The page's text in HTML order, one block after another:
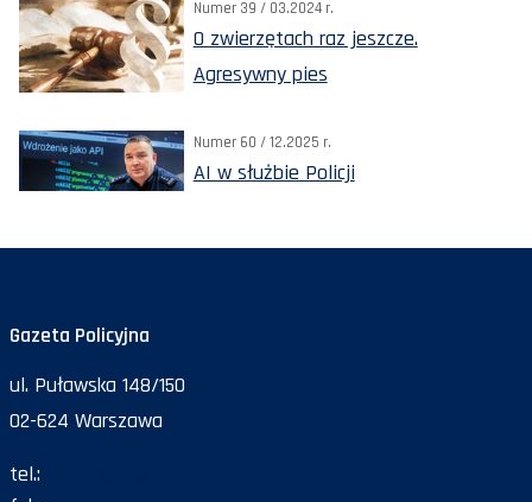
Numer 39 / 03.2024 r.
O zwierzętach raz jeszcze.
Agresywny pies
Numer 60 / 12.2025 r.
AI w służbie Policji
Gazeta Policyjna
ul. Puławska 148/150
02-624 Warszawa
tel.: